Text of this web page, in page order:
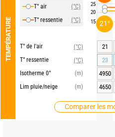
TEMPÉRATURE
T° air
(°C)
T° ressentie
(°C)
T° de l'air
(°C)
T° ressentie
(°C)
Isotherme 0°
(m)
Lim pluie/neige
(m)
Comparer les
25
20
15
21
23
4950
4650
21°